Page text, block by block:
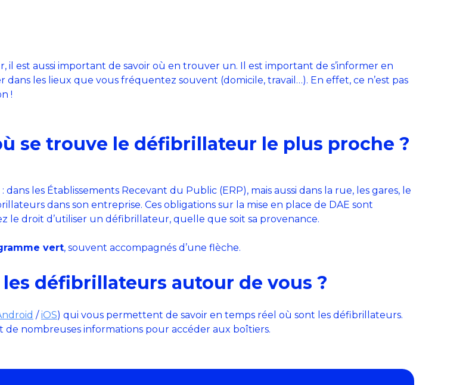
est aussi important de savoir où en trouver un. Il est important de s’informer en
les lieux que vous fréquentez souvent (domicile, travail…). En effet, ce n’est pas
!
se trouve le défibrillateur le plus proche ?
les Établissements Recevant du Public (ERP), mais aussi dans la rue, les gares, le
dans son entreprise. Ces obligations sur la mise en place de DAE sont
le droit d’utiliser un défibrillateur, quelle que soit sa provenance.
vert, souvent accompagnés d’une flèche.
défibrillateurs autour de vous ?
/iOS) qui vous permettent de savoir en temps réel où sont les défibrillateurs.
nombreuses informations pour accéder aux boîtiers.